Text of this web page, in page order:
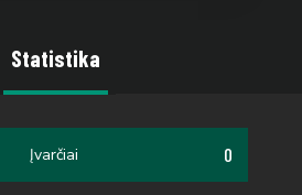
Statistika
Įvarčiai 0